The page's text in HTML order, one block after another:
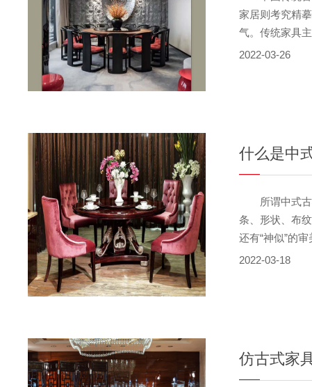
家居则考究精
气。传统家具
2022-03-26
什么是中
所谓中式古
条、形状、布
还有“神似”的
结构方式，再
2022-03-18
仿古式家